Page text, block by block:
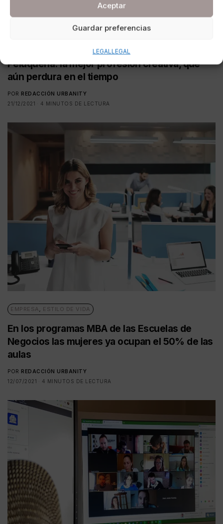
Aceptar
Guardar preferencias
LEGALLEGAL
Peluquería: la mejor profesión creativa, que
aún perdura en el tiempo
POR REDACCIÓN URBANITY
21/12/2021
4 MINUTOS DE LECTURA
EMPRESA ESTILO DE VIDA
En los programas MBA de las Escuelas de
Negocios las mujeres ya ocupan el 50% de las
aulas
POR REDACCIÓN URBANITY
12/07/2021
4 MINUTOS DE LECTURA